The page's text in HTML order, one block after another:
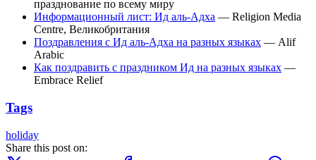
празднование по всему миру
Информационный лист: Ид аль-Адха — Religion Media
Centre, Великобритания
Поздравления с Ид аль-Адха на разных языках — Alif
Arabic
Как поздравить с праздником Ид на разных языках —
Embrace Relief
Tags
holiday
Share this post on: